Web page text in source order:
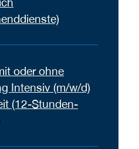
oder ohne
Intensiv (m/w/d)
(12-Stunden-